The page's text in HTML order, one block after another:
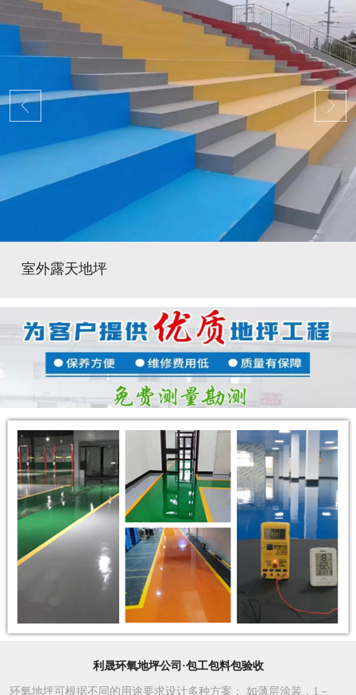
室外露天地坪
利晟环氧地坪公司·包工包料包验收
环氧地坪可根据不同的用途要求设计多种方案 ： 如薄层涂装，1－